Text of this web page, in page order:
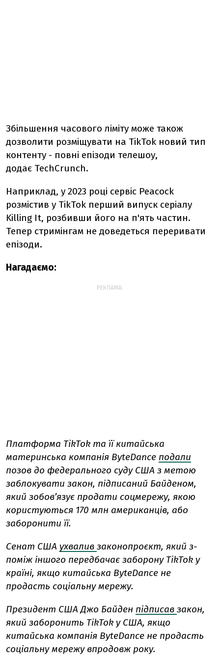
Збільшення часового ліміту може також
дозволити розміщувати на TikTok новий тип
контенту - повні епізоди телешоу,
додає TechCrunch.
Наприклад, у 2023 році сервіс Peacock
розмістив у TikTok перший випуск серіалу
Killing It, розбивши його на п'ять частин.
Тепер стримінгам не доведеться переривати
епізоди.
Нагадаємо:
РЕКЛАМА:
Платформа TikTok та її китайська
материнська компанія ByteDance подали
позов до федерального суду США з метою
заблокувати закон, підписаний Байденом,
який зобовʼязує продати соцмережу, якою
користуються 170 млн американців, або
заборонити її.
Сенат США ухвалив законопроєкт, який з-
поміж іншого передбачає заборону TikTok у
країні, якщо китайська ByteDance не
продасть соціальну мережу.
Президент США Джо Байден підписав закон,
який заборонить TikTok у США, якщо
китайська компанія ByteDance не продасть
соціальну мережу впродовж року.